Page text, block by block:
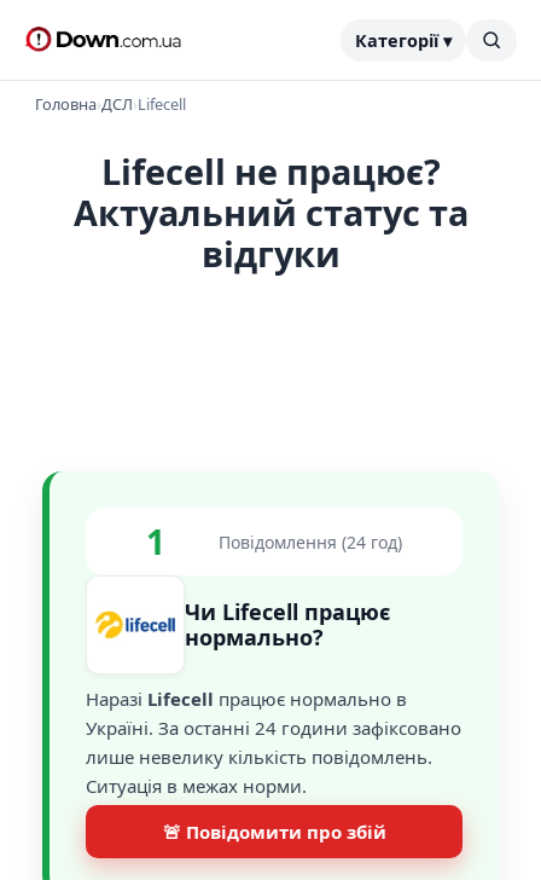
Категорії ▾
Головна›ДСЛ›Lifecell
Lifecell не працює?
Актуальний статус та
відгуки
1 Повідомлення (24 год)
Чи Lifecell працює
нормально?
Наразі Lifecell працює нормально в
Україні. За останні 24 години зафіксовано
лише невелику кількість повідомлень.
Ситуація в межах норми.
🚨 Повідомити про збій